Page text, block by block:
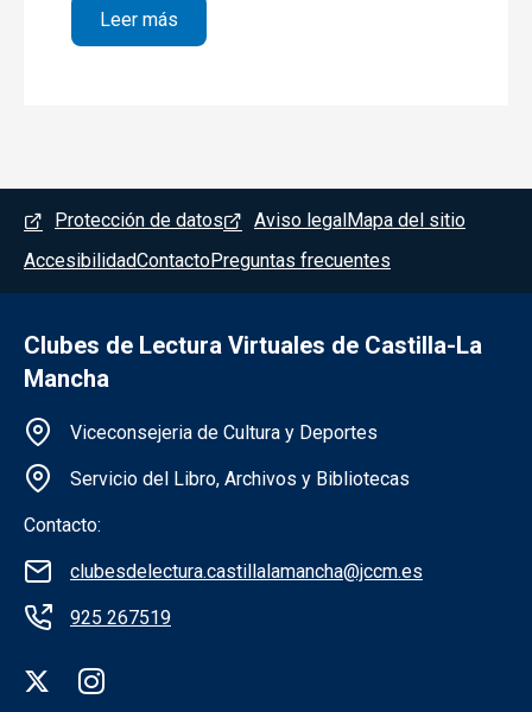
Leer más
Menú del pie
Protección de datos Aviso legal Mapa del sitio
AccesibilidadContactoPreguntas frecuentes
Clubes de Lectura Virtuales de Castilla-La
Mancha
Información de la institución
Viceconsejeria de Cultura y Deportes
Servicio del Libro, Archivos y Bibliotecas
Contacto:
clubesdelectura.castillalamancha@jccm.es
925 267519
Redes sociales institución